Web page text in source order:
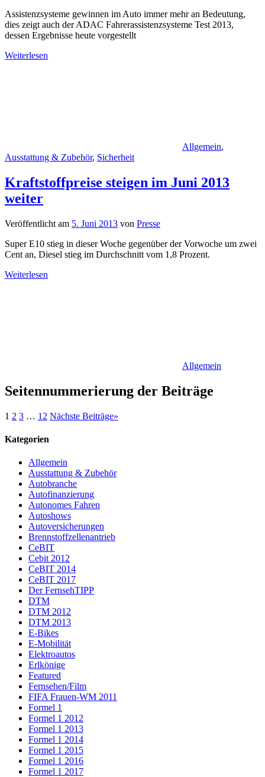
Assistenzsysteme gewinnen im Auto immer mehr an Bedeutung,
dies zeigt auch der ADAC Fahrerassistenzsysteme Test 2013,
dessen Ergebnisse heute vorgestellt
Weiterlesen
Allgemein,
Ausstattung & Zubehör, Sicherheit
Kraftstoffpreise steigen im Juni 2013
weiter
Veröffentlicht am 5. Juni 2013 von Presse
Super E10 stieg in dieser Woche gegenüber der Vorwoche um zwei
Cent an, Diesel stieg im Durchschnitt vom 1,8 Prozent.
Weiterlesen
Allgemein
Seitennummerierung der Beiträge
1 2 3 … 12 Nächste Beiträge»
Kategorien
Allgemein
Ausstattung & Zubehör
Autobranche
Autofinanzierung
Autonomes Fahren
Autoshows
Autoversicherungen
Brennstoffzellenantrieb
CeBIT
Cebit 2012
CeBIT 2014
CeBIT 2017
Der FernsehTIPP
DTM
DTM 2012
DTM 2013
E-Bikes
E-Mobilität
Elektroautos
Erlkönige
Featured
Fernsehen/Film
FIFA Frauen-WM 2011
Formel 1
Formel 1 2012
Formel 1 2013
Formel 1 2014
Formel 1 2015
Formel 1 2016
Formel 1 2017